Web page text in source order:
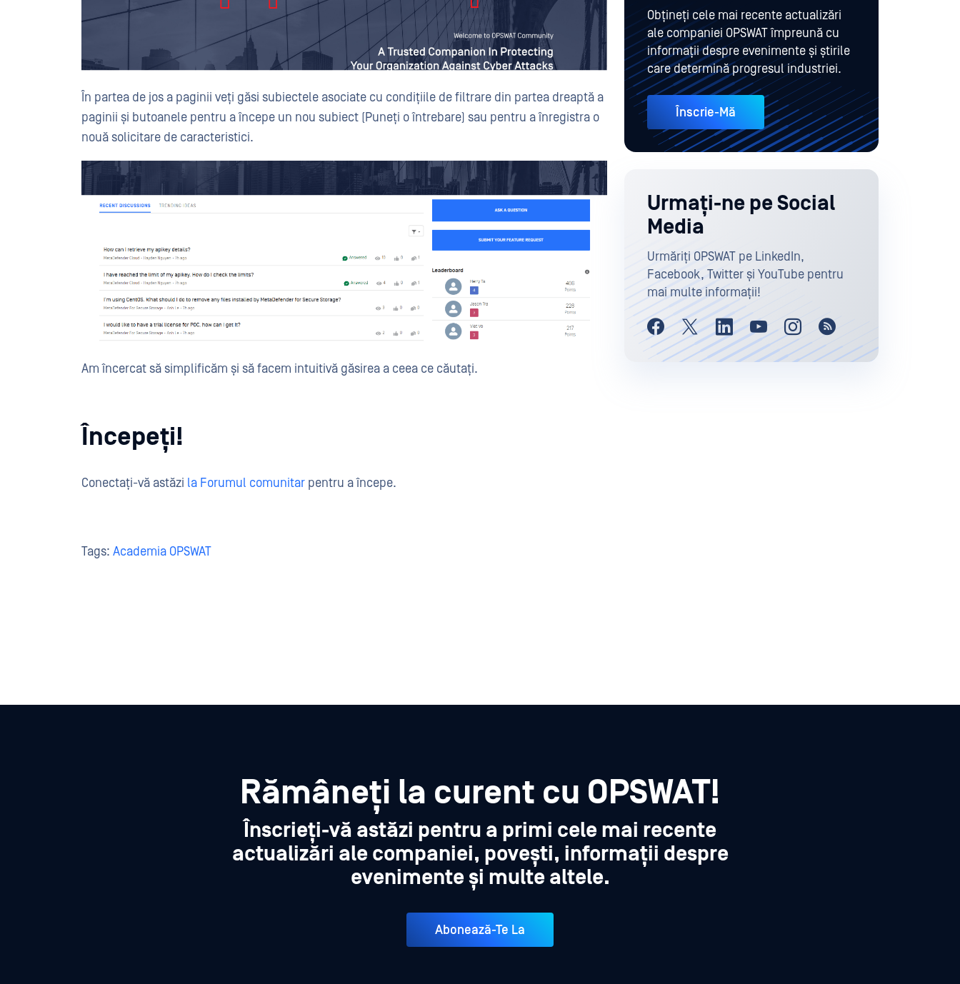
În partea de jos a paginii veți găsi subiectele asociate cu condițiile de filtrare din partea dreaptă a
paginii și butoanele pentru a începe un nou subiect (Puneți o întrebare) sau pentru a înregistra o
nouă solicitare de caracteristici.
Am încercat să simplificăm și să facem intuitivă găsirea a ceea ce căutați.
Începeți!
Conectați-vă astăzi la Forumul comunitar pentru a începe.
Tags: Academia OPSWAT
Obțineți cele mai recente actualizări
ale companiei OPSWAT împreună cu
informații despre evenimente și știrile
care determină progresul industriei.
Înscrie-Mă
Urmați-ne pe Social
Media
Urmăriți OPSWAT pe LinkedIn,
Facebook, Twitter și YouTube pentru
mai multe informații!
Rămâneți la curent cu OPSWAT!
Înscrieți-vă astăzi pentru a primi cele mai recente
actualizări ale companiei, povești, informații despre
evenimente și multe altele.
Abonează-Te La